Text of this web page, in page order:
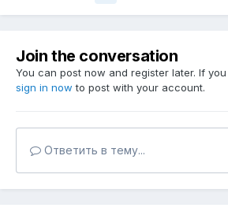
Join the conversation
You can post now and register later. If
sign in now to post with your account.
Ответить в тему...